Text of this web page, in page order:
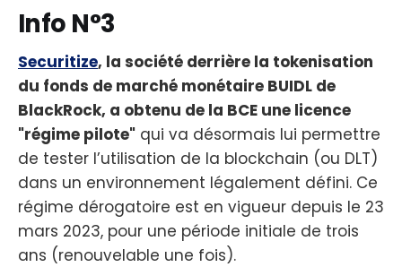
Info N°3
Securitize, la société derrière la tokenisation
du fonds de marché monétaire BUIDL de
BlackRock, a obtenu de la BCE une licence
"régime pilote" qui va désormais lui permettre
de tester l’utilisation de la blockchain (ou DLT)
dans un environnement légalement défini. Ce
régime dérogatoire est en vigueur depuis le 23
mars 2023, pour une période initiale de trois
ans (renouvelable une fois).